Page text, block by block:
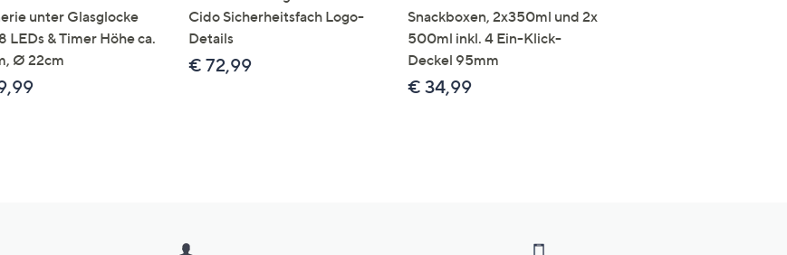
unter Glasglocke
LEDs & Timer Höhe ca.
Ø 22cm
Cido Sicherheitsfach Logo-
Details
€ 72,99
Snackboxen, 2x350ml und 2x
500ml inkl. 4 Ein-Klick-
Deckel 95mm
€ 34,99